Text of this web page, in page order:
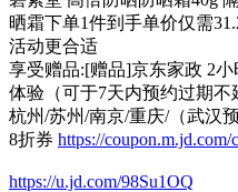
晒霜下单1件到手单价仅需
活动更合适
享受赠品:[赠品]京东家政 2
体验（可于7天内预约过期
杭州/苏州/南京/重庆/（武汉
8折券 https://
https://u.jd.com/98Su1OQ